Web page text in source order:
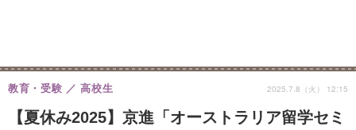
【夏休み2025】京進「オーストラリア留学セミ
教育・受験 高校生 2025.7.8（火） 12:15